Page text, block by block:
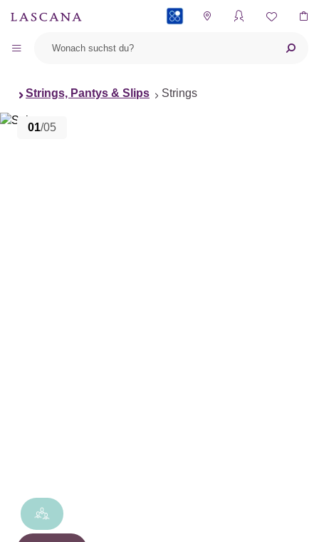
Strings, Pantys & Slips Strings
01/05